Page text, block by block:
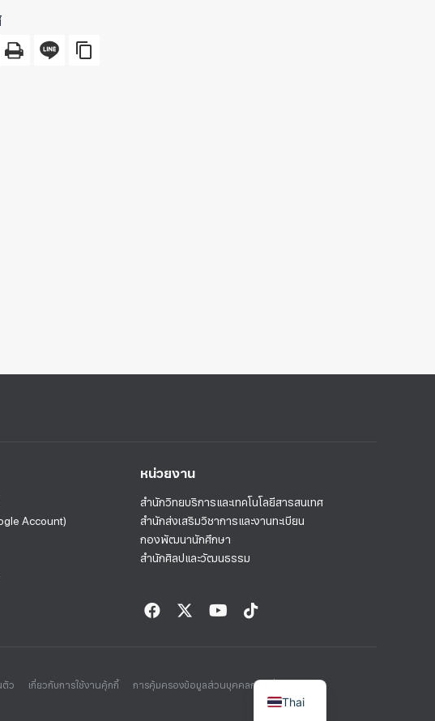
Account)
หน่วยงาน
สำนักวิทยบริการและเทคโนโลยีสารสนเทศ
สำนักส่งเสริมวิชาการและงานทะเบียน
กองพัฒนานักศึกษา
สำนักศิลปและวัฒนธรรม
ตัว เกี่ยวกับการใช้งานคุ้กกี้ การคุ้มครองข้อมูลส่วนบุคคลกรณีทั่วไป
Thai